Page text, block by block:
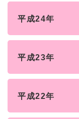
平成24年
平成23年
平成22年